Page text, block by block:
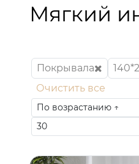
Мягкий
Покрывала
Очистить все